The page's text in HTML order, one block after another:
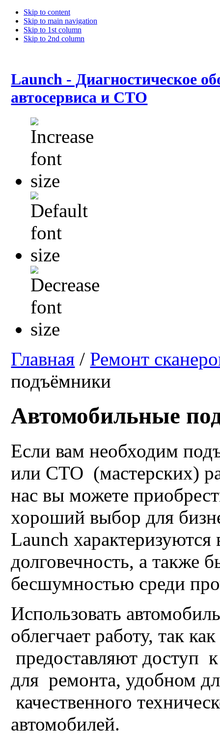
Skip to content
Skip to main navigation
Skip to 1st column
Skip to 2nd column
Launch - Диагностическое
автосервиса и СТО
Главная / Ремонт
подъёмники
Автомобильные
Если вам необходим
или СТО (мастерских)
нас вы можете
хороший выбор для
Launch
долговечность, а также
бесшумностью среди
Использовать
облегчает работу, так
предоставляют доступ
для ремонта, удобном
качественного
автомобилей.